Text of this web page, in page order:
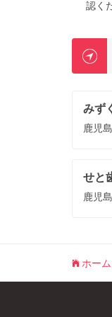
認く
みず
鹿児
せと
鹿児
ホーム